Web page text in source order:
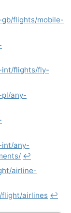
flights/mobile-
int/flights/fly-
pl/any-
int/any-
↩︎
airline-
airlines ↩︎